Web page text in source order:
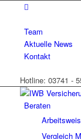
Team
Aktuelle News
Kontakt
Hotline: 03741 -
Beraten
Vergleich